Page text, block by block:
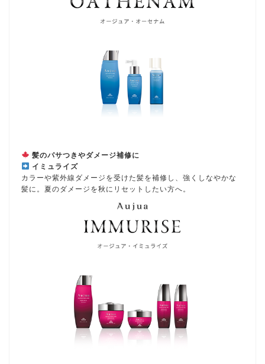
髪のパサつきやダメージ補修に
イミュライズ
カラーや紫外線ダメージを受けた髪を補修し、強くしなやかな
髪に。夏のダメージを秋にリセットしたい方へ。